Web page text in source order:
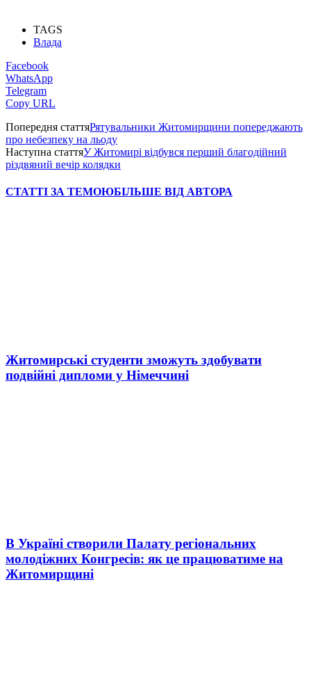
TAGS
Влада
Facebook
WhatsApp
Telegram
Copy URL
Попередня статтяРятувальники Житомирщини попереджають
про небезпеку на льоду
Наступна статтяУ Житомирі відбувся перший благодійний
різдвяний вечір колядки
СТАТТІ ЗА ТЕМОЮБІЛЬШЕ ВІД АВТОРА
Житомирські студенти зможуть здобувати
подвійні дипломи у Німеччині
В Україні створили Палату регіональних
молодіжних Конгресів: як це працюватиме на
Житомирщині